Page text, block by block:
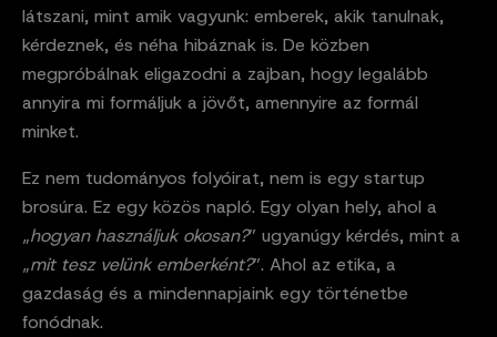
látszani, mint amik vagyunk: emberek, akik tanulnak,
kérdeznek, és néha hibáznak is. De közben
megpróbálnak eligazodni a zajban, hogy legalább
annyira mi formáljuk a jövőt, amennyire az formál
minket.
Ez nem tudományos folyóirat, nem is egy startup
brosúra. Ez egy közös napló. Egy olyan hely, ahol a
„hogyan használjuk okosan?” ugyanúgy kérdés, mint a
„mit tesz velünk emberként?”. Ahol az etika, a
gazdaság és a mindennapjaink egy történetbe
fonódnak.